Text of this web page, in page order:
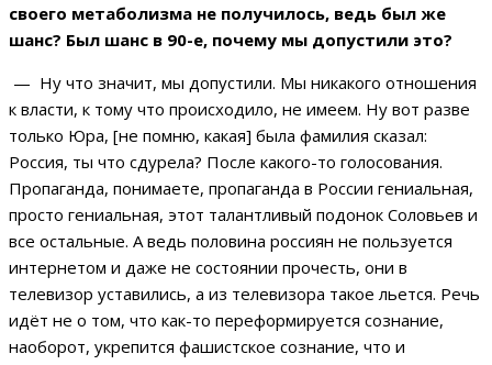
своего метаболизма не получилось, ведь был же
шанс? Был шанс в 90-е, почему мы допустили это?
— Ну что значит, мы допустили. Мы никакого отношения
к власти, к тому что происходило, не имеем. Ну вот разве
только Юра, [не помню, какая] была фамилия сказал:
Россия, ты что сдурела? После какого-то голосования.
Пропаганда, понимаете, пропаганда в России гениальная,
просто гениальная, этот талантливый подонок Соловьев и
все остальные. А ведь половина россиян не пользуется
интернетом и даже не состоянии прочесть, они в
телевизор уставились, а из телевизора такое льется. Речь
идёт не о том, что как-то переформируется сознание,
наоборот, укрепится фашистское сознание, что и